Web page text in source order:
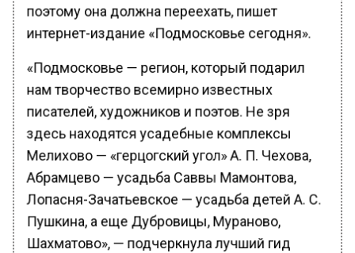
поэтому она должна переехать, пишет
интернет-издание «Подмосковье сегодня».
«Подмосковье — регион, который подарил
нам творчество всемирно известных
писателей, художников и поэтов. Не зря
здесь находятся усадебные комплексы
Мелихово — «герцогский угол» А. П. Чехова,
Абрамцево — усадьба Саввы Мамонтова,
Лопасня-Зачатьевское — усадьба детей А. С.
Пушкина, а еще Дубровицы, Мураново,
Шахматово», — подчеркнула лучший гид